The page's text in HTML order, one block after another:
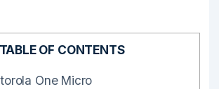
TABLE OF CONTENTS
One Micro